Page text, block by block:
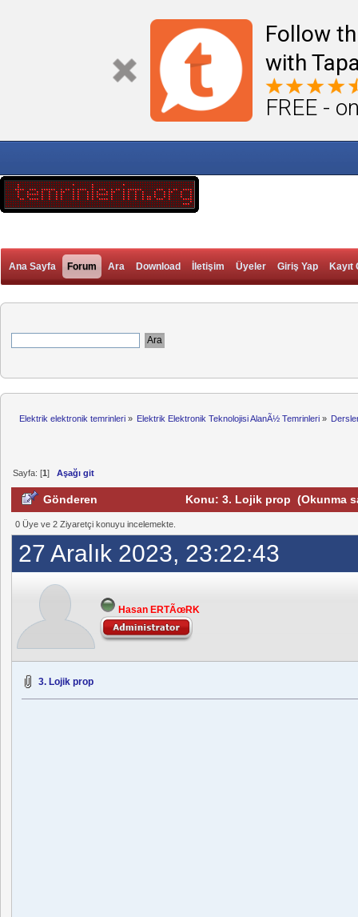
Follow
with
FREE -
Ana Sayfa Forum Ara Download İletişim Üyeler Giriş Yap Kayıt
Elektrik elektronik temrinleri» Elektrik Elektronik Teknolojisi AlanÃ½ Temrinleri »
Sayfa: [1] Aşağı git
Gönderen Konu: 3. Lojik prop (Okunma
0 Üye ve 2 Ziyaretçi konuyu incelemekte.
27 Aralık 2023, 23:22:43
Hasan ERTÃœRK
3. Lojik prop